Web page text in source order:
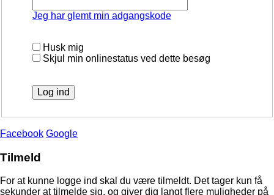
Jeg har glemt min adgangskode
Husk mig
Skjul min onlinestatus ved dette besøg
Facebook Google
Tilmeld
For at kunne logge ind skal du være tilmeldt. Det tager kun få
sekunder at tilmelde sig, og giver dig langt flere muligheder på